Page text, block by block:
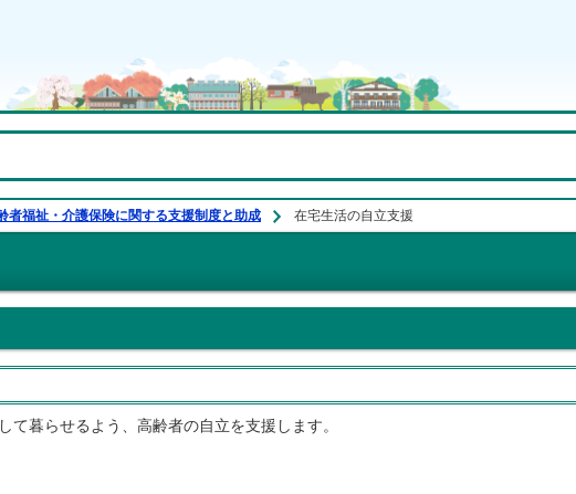
者福祉・介護保険に関する支援制度と助成 在宅生活の自立支援
暮らせるよう、高齢者の自立を支援します。